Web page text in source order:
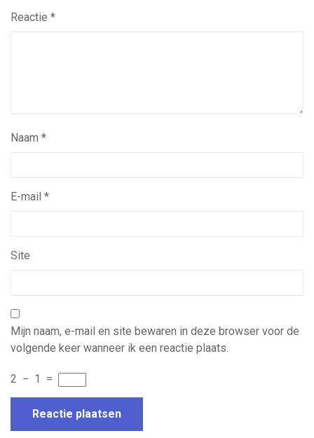
Reactie *
Naam *
E-mail *
Site
Mijn naam, e-mail en site bewaren in deze browser voor de
volgende keer wanneer ik een reactie plaats.
2 − 1 =